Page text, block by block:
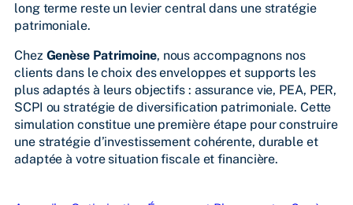
long terme reste un levier central dans une stratégie
patrimoniale.
Chez Genèse Patrimoine, nous accompagnons nos
clients dans le choix des enveloppes et supports les
plus adaptés à leurs objectifs : assurance vie, PEA, PER,
SCPI ou stratégie de diversification patrimoniale. Cette
simulation constitue une première étape pour construire
une stratégie d’investissement cohérente, durable et
adaptée à votre situation fiscale et financière.